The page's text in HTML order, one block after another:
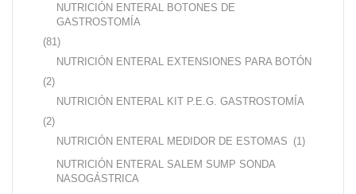
NUTRICIÓN ENTERAL BOTONES DE
GASTROSTOMÍA
(81)
NUTRICIÓN ENTERAL EXTENSIONES PARA BOTÓN
(2)
NUTRICIÓN ENTERAL KIT P.E.G. GASTROSTOMÍA
(2)
NUTRICIÓN ENTERAL MEDIDOR DE ESTOMAS (1)
NUTRICIÓN ENTERAL SALEM SUMP SONDA
NASOGÁSTRICA